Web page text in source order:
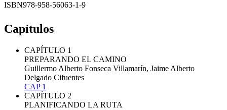
ISBN978-958-56063-1-9
Capítulos
CAPÍTULO 1
PREPARANDO EL CAMINO
Guillermo Alberto Fonseca Villamarín, Jaime Alberto
Delgado Cifuentes
CAP 1
CAPÍTULO 2
PLANIFICANDO LA RUTA